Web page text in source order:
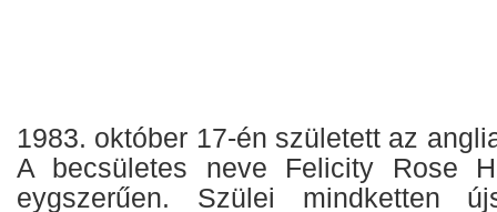
1983. október 17-én született az
A becsületes neve Felicity Rose
eygszerűen. Szülei mindketten